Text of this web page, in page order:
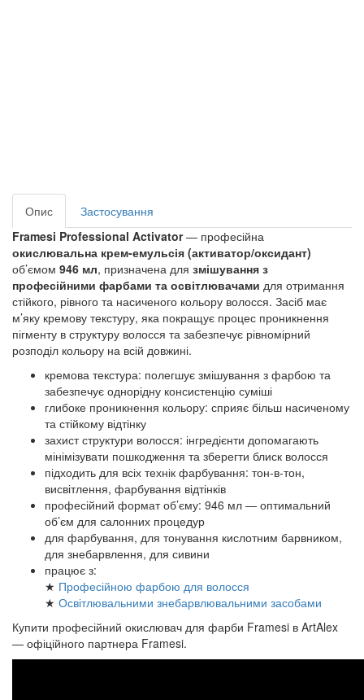
Опис
Застосування
Framesi Professional Activator— професійна
окислювальна крем-емульсія (активатор/оксидант)
об’ємом 946 мл, призначена для змішування з
професійними фарбами та освітлювачами для отримання
стійкого, рівного та насиченого кольору волосся. Засіб має
м’яку кремову текстуру, яка покращує процес проникнення
пігменту в структуру волосся та забезпечує рівномірний
розподіл кольору на всій довжині.
кремова текстура: полегшує змішування з фарбою та
забезпечує однорідну консистенцію суміші
глибоке проникнення кольору: сприяє більш насиченому
та стійкому відтінку
захист структури волосся: інгредієнти допомагають
мінімізувати пошкодження та зберегти блиск волосся
підходить для всіх технік фарбування: тон-в-тон,
висвітлення, фарбування відтінків
професійний формат об’єму: 946 мл — оптимальний
об’єм для салонних процедур
для фарбування, для тонування кислотним барвником,
для знебарвлення, для сивини
працює з:
★ Професійною фарбою для волосся
★ Освітлювальними знебарвлювальними засобами
Купити професійний окислювач для фарби Framesi в ArtAlex
— офіційного партнера Framesi.